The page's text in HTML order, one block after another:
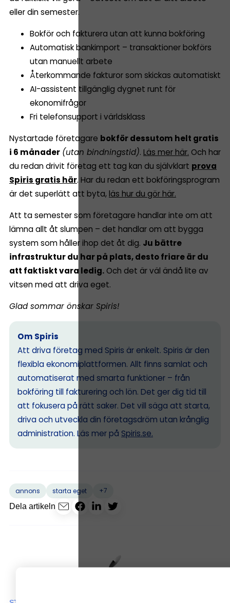
eller din semester.
Bokför och fakturera utan att kunna bokföring
Automatisk bankimport – transaktioner bokförs
utan manuellt arbete
Återkommande fakturor som skickas automatiskt
AI-assistent tillgänglig dygnet runt för
ekonomifrågor
Fri telefonsupport i världsklass
Nystartade företagare bokför dessutom helt gratis
i 6 månader (utan bindningstid). Läs mer här. Och har
du redan drivit företag ett tag kan du självklart prova
Spiris gratis här. Har du redan ett bokföringsprogram
är det superlätt att byta, läs hur du gör här.
Att ta semester som företagare handlar inte om att
lämna allt åt slumpen – det handlar om att bygga
system som håller ihop det åt dig. Ju bättre
infrastruktur du har på plats, desto friare är du
att faktiskt vara ledig.Och det är väl ändå lite av
vitsen med att driva eget.
Glad sommar önskar Spiris!
Om Spiris
Att driva företag med Spiris är enkelt. Spiris är den
flexibla ekonomiplattformen. Allt finns samlat och
automatiserat med smarta funktioner – från
bokföring till fakturering och lön. Det ger dig tid till
att fokusera på rätt saker. Det vill säga att starta,
driva och utveckla din företagsdröm utan krånglig
administration. Läs mer på Spiris.se.
annons starta eget
+7
Dela artikeln